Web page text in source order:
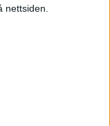
nettsiden.